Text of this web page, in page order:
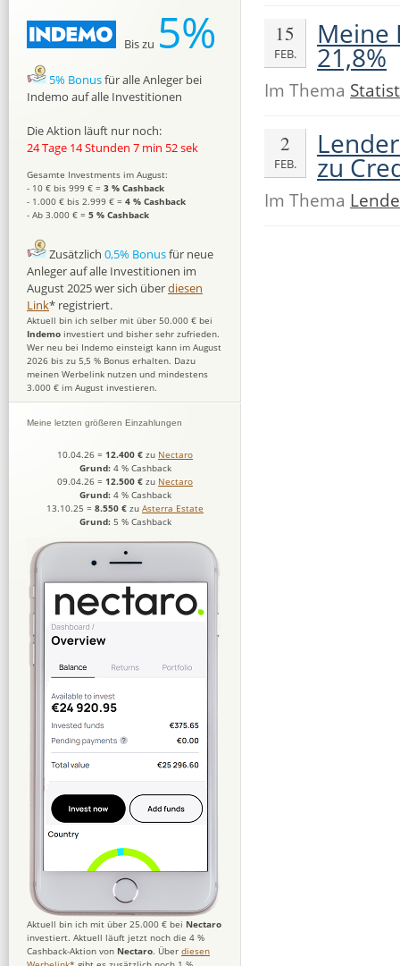
15
FEB.
Meine
21,8%
Im Thema
2
FEB. zu
Im Thema
Bis zu 5%
5% Bonusfür alle Anleger bei
Indemo auf alle Investitionen
Die Aktion läuft nur noch:
24 Tage 14 Stunden 7 min 51 sek
Gesamte Investments im August:
- 10 € bis 999 € = 3 % Cashback
- 1.000 € bis 2.999 € = 4 % Cashback
- Ab 3.000 € = 5 % Cashback
Zusätzlich 0,5% Bonusfür neue
Anleger auf alle Investitionen im
August 2025 wer sich überdiesen
Link* registriert.
Aktuell bin ich selber mit über 50.000 € bei
Indemo investiert und bisher sehr zufrieden.
Wer neu bei Indemo einsteigt kann im August
2026 bis zu 5,5 % Bonus erhalten. Dazu
meinen Werbelink nutzen und mindestens
3.000 € im August investieren.
Meine letzten größeren Einzahlungen
10.04.26 = 12.400 € zu Nectaro
Grund: 4 % Cashback
09.04.26 = 12.500 € zu Nectaro
Grund: 4 % Cashback
13.10.25 = 8.550 € zu Asterra Estate
Grund: 5 % Cashback
Aktuell bin ich mit über 25.000 € bei Nectaro
investiert. Aktuell läuft jetzt noch die 4 %
Cashback-Aktion von Nectaro. Über diesen